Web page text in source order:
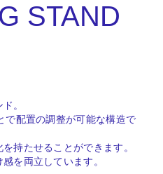
STAND
。
で配置の調整が可能な構造で
持たせることができます。
を両立しています。